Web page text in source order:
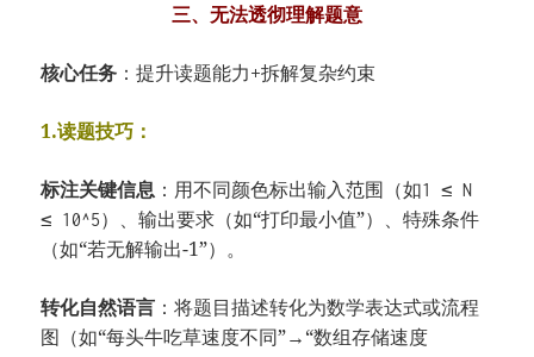
三、无法透彻理解题意​
​核心任务​ ​：提升读题能力+拆解复杂约束
1.​​读题技巧​​：
​标注关键信息​ ​：用不同颜色标出输入范围（如1 ≤ N
≤ 10^5）、输出要求（如“打印最小值”）、特殊条件
（如“若无解输出-1”）。
​转化自然语言​ ​：将题目描述转化为数学表达式或流程
图（如“每头牛吃草速度不同”→“数组存储速度